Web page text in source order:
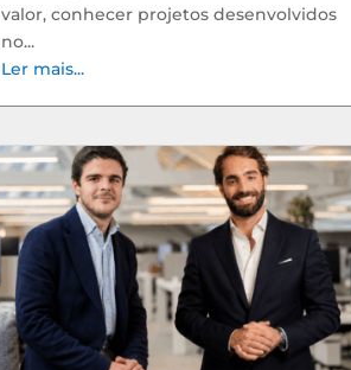
valor, conhecer projetos desenvolvidos
no...
Ler mais...